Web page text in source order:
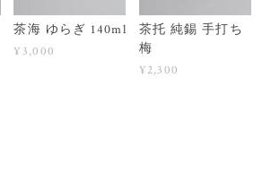
茶海 ゆらぎ 140ml
¥3,000
茶托 純錫 手打ち
梅
¥2,300